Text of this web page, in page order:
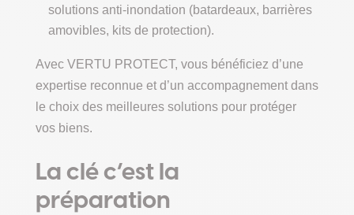
solutions anti-inondation (batardeaux, barrières
amovibles, kits de protection).
Avec VERTU PROTECT, vous bénéficiez d’une
expertise reconnue et d’un accompagnement dans
le choix des meilleures solutions pour protéger
vos biens.
La clé c’est la
préparation